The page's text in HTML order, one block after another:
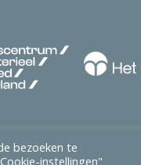
bezoeken te
instellingen"